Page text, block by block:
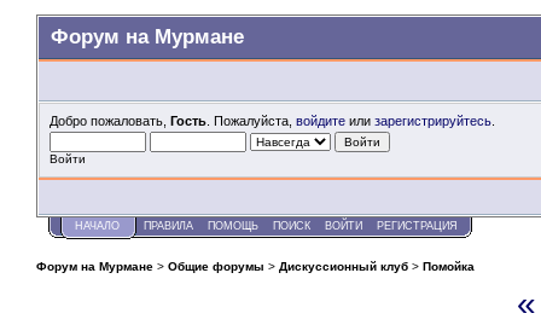
Форум на Мурмане
Добро пожаловать, Гость . Пожалуйста, войдите или зарегистрируйтесь
Войти
НАЧАЛО ПРАВИЛА ПОМОЩЬ ПОИСК ВОЙТИ РЕГИСТРАЦИЯ
Форум на Мурмане > Общие форумы > Дискуссионный клуб > Помойка